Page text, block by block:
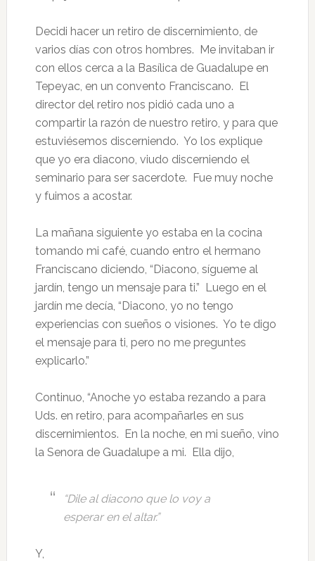
Decidi hacer un retiro de discernimiento, de
varios días con otros hombres. Me invitaban ir
con ellos cerca a la Basílica de Guadalupe en
Tepeyac, en un convento Franciscano. El
director del retiro nos pidió cada uno a
compartir la razón de nuestro retiro, y para que
estuviésemos discerniendo. Yo los explique
que yo era diacono, viudo discerniendo el
seminario para ser sacerdote. Fue muy noche
y fuimos a acostar.
La mañana siguiente yo estaba en la cocina
tomando mi café, cuando entro el hermano
Franciscano diciendo, “Diacono, sígueme al
jardín, tengo un mensaje para ti.” Luego en el
jardín me decía, “Diacono, yo no tengo
experiencias con sueños o visiones. Yo te digo
el mensaje para ti, pero no me preguntes
explicarlo.”
Continuo, “Anoche yo estaba rezando a para
Uds. en retiro, para acompañarles en sus
discernimientos. En la noche, en mi sueño, vino
la Senora de Guadalupe a mi. Ella dijo,
“Dile al diacono que lo voy a
esperar en el altar.”
Y,